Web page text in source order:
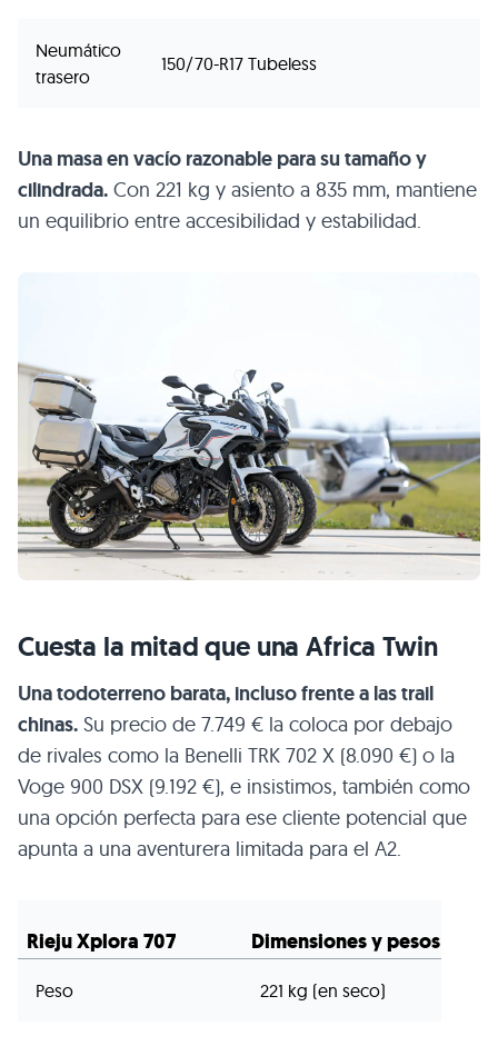
Neumático
trasero
150/70-R17 Tubeless
Una masa en vacío razonable para su tamaño y
cilindrada. Con 221 kg y asiento a 835 mm, mantiene
un equilibrio entre accesibilidad y estabilidad.
Cuesta la mitad que una Africa Twin
Una todoterreno barata, incluso frente a las trail
chinas. Su precio de 7.749 € la coloca por debajo
de rivales como la Benelli TRK 702 X (8.090 €) o la
Voge 900 DSX (9.192 €), e insistimos, también como
una opción perfecta para ese cliente potencial que
apunta a una aventurera limitada para el A2.
Rieju Xplora 707 Dimensiones y pesos
Peso 221 kg (en seco)